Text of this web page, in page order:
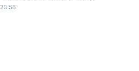
23:56